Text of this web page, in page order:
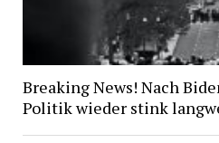
Breaking News! Nach
Politik wieder stink